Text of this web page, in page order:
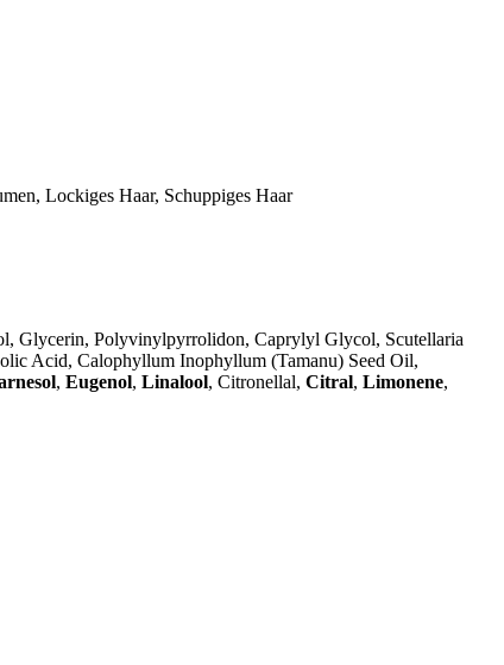
Lockiges Haar, Schuppiges Haar
Glycerin, Polyvinylpyrrolidon, Caprylyl Glycol, Scutellaria
Acid, Calophyllum Inophyllum (Tamanu) Seed Oil,
, Eugenol, Linalool, Citronellal, Citral, Limonene,